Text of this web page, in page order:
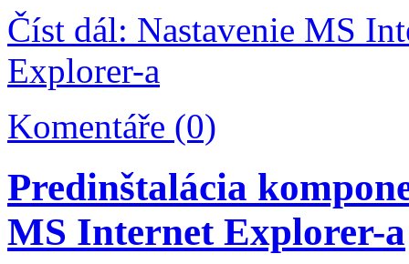
Číst dál: Nastavenie MS
Explorer-a
Komentáře (0)
Predinštalácia
MS Internet Explorer-a